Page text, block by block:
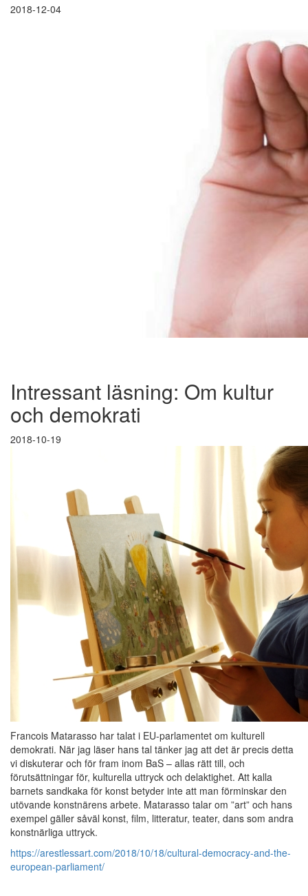
2018-12-04
Intressant läsning: Om kultur
och demokrati
2018-10-19
Francois Matarasso har talat i EU-parlamentet om kulturell
demokrati. När jag läser hans tal tänker jag att det är precis detta
vi diskuterar och för fram inom BaS – allas rätt till, och
förutsättningar för, kulturella uttryck och delaktighet. Att kalla
barnets sandkaka för konst betyder inte att man förminskar den
utövande konstnärens arbete. Matarasso talar om ”art” och hans
exempel gäller såväl konst, film, litteratur, teater, dans som andra
konstnärliga uttryck.
https://arestlessart.com/2018/10/18/cultural-democracy-and-the-
european-parliament/